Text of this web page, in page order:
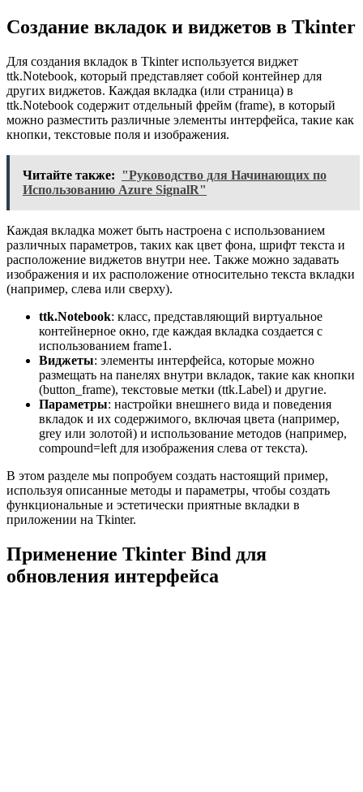
Создание вкладок и виджетов в Tkinter
Для создания вкладок в Tkinter используется виджет
ttk.Notebook, который представляет собой контейнер для
других виджетов. Каждая вкладка (или страница) в
ttk.Notebook содержит отдельный фрейм (frame), в который
можно разместить различные элементы интерфейса, такие как
кнопки, текстовые поля и изображения.
Читайте также: "Руководство для Начинающих по
Использованию Azure SignalR"
Каждая вкладка может быть настроена с использованием
различных параметров, таких как цвет фона, шрифт текста и
расположение виджетов внутри нее. Также можно задавать
изображения и их расположение относительно текста вкладки
(например, слева или сверху).
ttk.Notebook: класс, представляющий виртуальное
контейнерное окно, где каждая вкладка создается с
использованием frame1.
Виджеты: элементы интерфейса, которые можно
размещать на панелях внутри вкладок, такие как кнопки
(button_frame), текстовые метки (ttk.Label) и другие.
Параметры: настройки внешнего вида и поведения
вкладок и их содержимого, включая цвета (например,
grey или золотой) и использование методов (например,
compound=left для изображения слева от текста).
В этом разделе мы попробуем создать настоящий пример,
используя описанные методы и параметры, чтобы создать
функциональные и эстетически приятные вкладки в
приложении на Tkinter.
Применение Tkinter Bind для
обновления интерфейса